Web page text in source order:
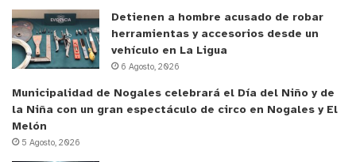
Detienen a hombre acusado de robar
herramientas y accesorios desde un
vehículo en La Ligua
6 Agosto, 2026
Municipalidad de Nogales celebrará el Día del Niño y de
la Niña con un gran espectáculo de circo en Nogales y El
Melón
5 Agosto, 2026